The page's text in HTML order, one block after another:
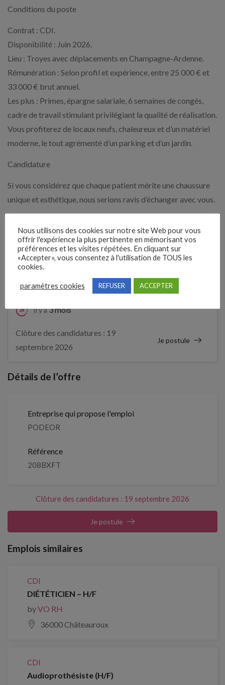
Conditions du poste
Contrat : CDI.
Disponibilité : Juin 2026.
Lieu : Troyes avec déplacements en Champagne-Ardenne.
Rémunération : Selon profil et expérience, entre 25 000 € et
33 000 € brut annuel.
Les plus : Primes, épargne salariale, 6 semaines de congés,
cadre de travail stimulant privilégiant la qualité de réalisation.
Vous profiterez de locaux neufs, chaleureux et d’un matériel
moderne, le tout agrémenté d’un parking et d’un jardin.
Candidature
Si vous considérez que chaque patient mérite une chaussure
unique et esthétique, nous serions ravis d’échanger avec vous.
Expérience demandée
Débutant accepté
Il y a3 mois
Clôture des candidatures : 19
septembre 2026
Je postule
Détails de l’offre
Entreprise qui propose l'emploi
PODEOR
Référence
208BXFT
Clôture des candidatures : 19 septembre 2026
Je postule
Emplois similaires
CDI
DIÉTÉTICIEN – H/F
byVO RH
36000 Châteauroux
CDI
Audioprothésiste (H/F)
Nous utilisons des cookies sur notre site Web pour vous
offrir l'expérience la plus pertinente en mémorisant vos
préférences et les visites répétées. En cliquant sur
«Accepter», vous consentez à l'utilisation de TOUS les
cookies.
paramètres cookies REFUSER ACCEPTER